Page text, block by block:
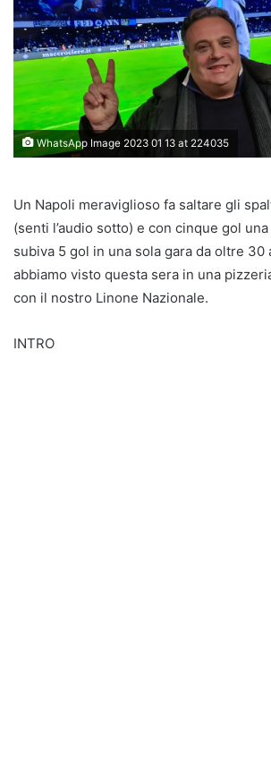
WhatsApp Image 2023 01 13 at 224035
Un Napoli meraviglioso fa saltare gli
(senti l’audio sotto) e con cinque gol
subiva 5 gol in una sola gara da oltre 30
abbiamo visto questa sera in una
con il nostro Linone Nazionale.
INTRO